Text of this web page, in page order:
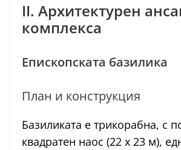
II. Архитектурен
комплекса
Епископската базилика
План и конструкция
Базиликата е трикорабна, с
квадратен наос (22 х 23 м),